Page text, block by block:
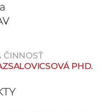
e
ČINNOSŤ
PHD.